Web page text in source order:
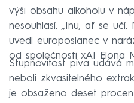
výši obsahu alkoholu v
nesouhlasí. „Inu, ať se
uvedl europoslanec v
od společnosti xAI Elona
Stupňovitost piva udává
neboli zkvasitelného
je obsaženo deset